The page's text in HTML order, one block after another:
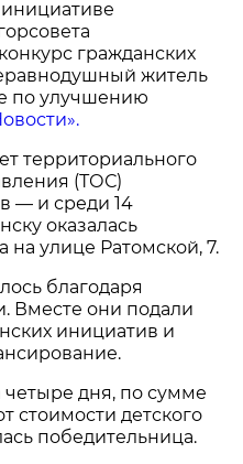
инициативе
гражданских
житель
по улучшению
территориального
(ТОС)
— и среди 14
оказалась
улице Ратомской, 7.
благодаря
Вместе они подали
инициатив и
четыре дня, по сумме
стоимости детского
победительница.